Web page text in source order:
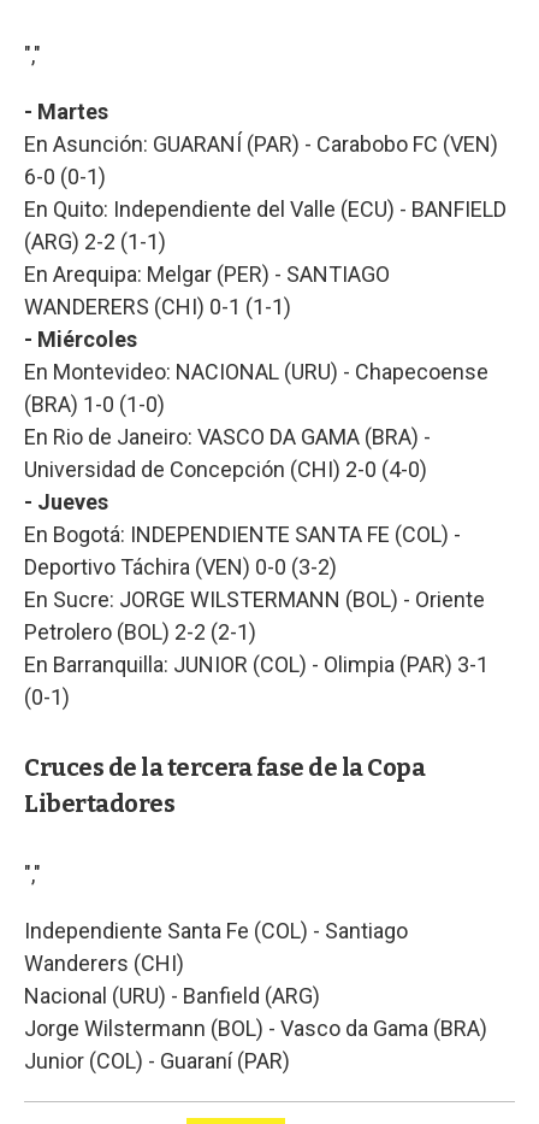
","
- Martes
En Asunción: GUARANÍ (PAR) - Carabobo FC (VEN)
6-0 (0-1)
En Quito: Independiente del Valle (ECU) - BANFIELD
(ARG) 2-2 (1-1)
En Arequipa: Melgar (PER) - SANTIAGO
WANDERERS (CHI) 0-1 (1-1)
- Miércoles
En Montevideo: NACIONAL (URU) - Chapecoense
(BRA) 1-0 (1-0)
En Rio de Janeiro: VASCO DA GAMA (BRA) -
Universidad de Concepción (CHI) 2-0 (4-0)
- Jueves
En Bogotá: INDEPENDIENTE SANTA FE (COL) -
Deportivo Táchira (VEN) 0-0 (3-2)
En Sucre: JORGE WILSTERMANN (BOL) - Oriente
Petrolero (BOL) 2-2 (2-1)
En Barranquilla: JUNIOR (COL) - Olimpia (PAR) 3-1
(0-1)
Cruces de la tercera fase de la Copa
Libertadores
","
Independiente Santa Fe (COL) - Santiago
Wanderers (CHI)
Nacional (URU) - Banfield (ARG)
Jorge Wilstermann (BOL) - Vasco da Gama (BRA)
Junior (COL) - Guaraní (PAR)